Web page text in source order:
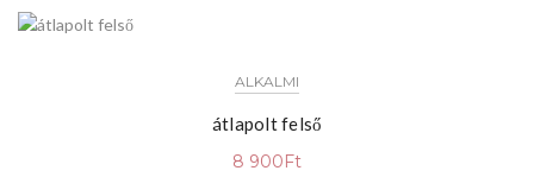
ALKALMI
átlapolt felső
8 900Ft